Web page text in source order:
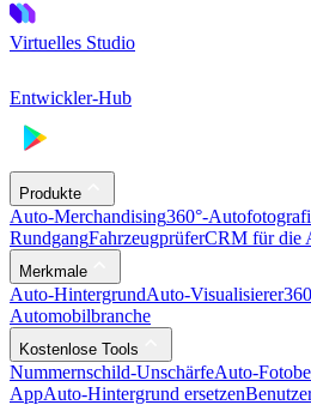
Virtuelles Studio
Entwickler-Hub
Produkte
Auto-Merchandising360°-
RundgangFahrzeugprüferCRM für die
Merkmale
Auto-HintergrundAuto-Visualisierer
Automobilbranche
Kostenlose Tools
Nummernschild-UnschärfeAuto-
AppAuto-Hintergrund ersetzen